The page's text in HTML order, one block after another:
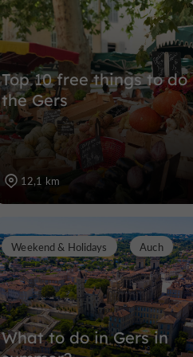
Top 10 free things to do
the Gers
12,1 km
What to do in Gers in
Weekend & Holidays Auch